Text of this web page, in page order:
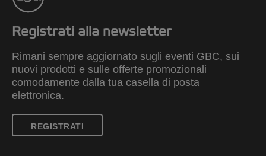
Registrati alla newsletter
Rimani sempre aggiornato sugli eventi GBC, sui
nuovi prodotti e sulle offerte promozionali
comodamente dalla tua casella di posta
elettronica.
REGISTRATI